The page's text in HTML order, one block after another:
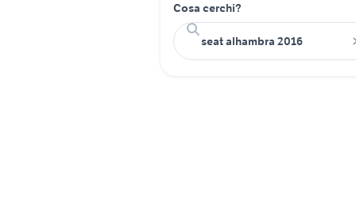
Cosa cerchi?